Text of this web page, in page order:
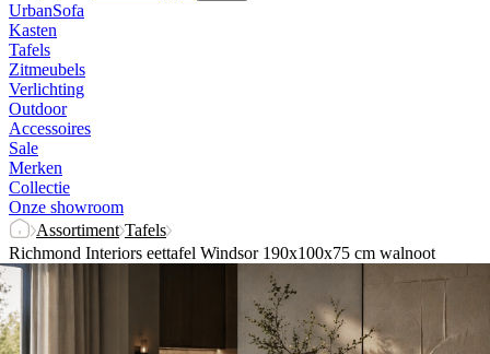
UrbanSofa
Kasten
Tafels
Zitmeubels
Verlichting
Outdoor
Accessoires
Sale
Merken
Collectie
Onze showroom
Assortiment Tafels
Richmond Interiors eettafel Windsor 190x100x75 cm walnoot